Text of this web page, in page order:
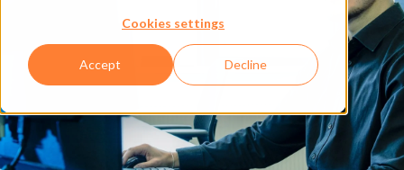
Cookies settings
Accept Decline